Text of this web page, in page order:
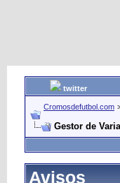
twitter
Cromosdefutbol.com
Gestor de
Avisos